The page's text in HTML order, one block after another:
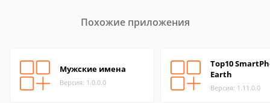
Похожие приложения
Мужские имена
Версия: 1.0.0.0
Top10
Earth
Версия: 1.11.0.0